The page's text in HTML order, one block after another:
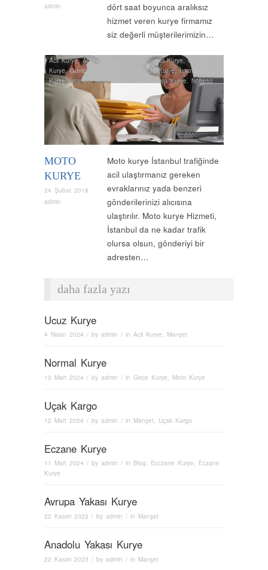
admin
dört saat boyunca aralıksız
hizmet veren kurye firmamız
siz değerli müşterilerimizin…
MOTO
KURYE
24 Şubat 2018
admin
Acil Kurye,Arabalı Kurye Express-Kurye,Gece
Kurye,Güniçi Kurye İlaç Kurye,İstanbul
Kurye,İstanbul Moto Kurye Moto Kurye, Nöbetçi
Kurye
Normal Kurye, Uçak Kurye ,Vip Kurye
Moto kurye İstanbul trafiğinde
acil ulaştırmanız gereken
evraklarınız yada benzeri
gönderilerinizi alıcısına
ulaştırılır. Moto kurye Hizmeti,
İstanbul da ne kadar trafik
olursa olsun, gönderiyi bir
adresten…
daha fazla yazı
Ucuz Kurye
4 Nisan 2024 / by admin / in Acil Kurye, Manşet
Normal Kurye
13 Mart 2024 / by admin / in Gece Kurye, Moto Kurye
Uçak Kargo
12 Mart 2024 / by admin / in Manşet Uçak Kargo
Eczane Kurye
11 Mart 2024 / by admin / in Blog, Ecczane Kurye, Eczane
Kurye
Avrupa Yakası Kurye
22 Kasım 2023 / by admin / in Manşet
Anadolu Yakası Kurye
22 Kasım 2023 / by admin / in Manşet